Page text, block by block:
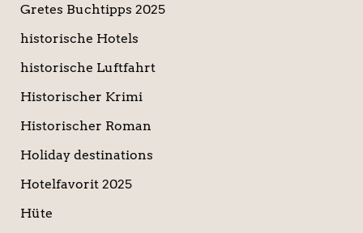
Gretes Buchtipps 2025
historische Hotels
historische Luftfahrt
Historischer Krimi
Historischer Roman
Holiday destinations
Hotelfavorit 2025
Hüte